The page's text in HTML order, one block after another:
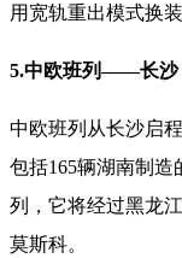
用宽轨重出模式换
5.中欧班列——长沙
中欧班列从长沙启
包括165辆湖南制造
列，它将经过黑龙
莫斯科。